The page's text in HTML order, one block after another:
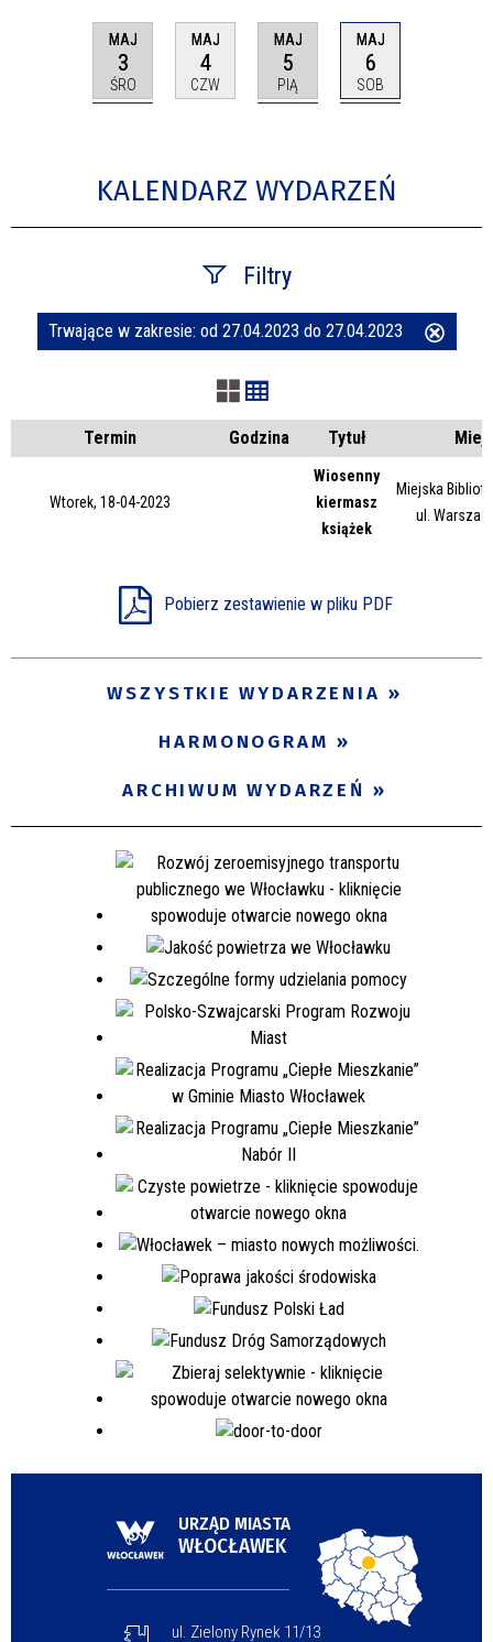
MAJ
3
ŚRO
MAJ
4
CZW
MAJ
5
PIĄ
MAJ
6
SOB
KALENDARZ WYDARZEŃ
Filtry
Szukana fraza
Kategoria
Trwające w zakresie
Trwające w zakresie: od 27.04.2023 do 27.04.2023
Termin Godzina Tytuł
Wtorek, 18-04-2023
Wiosenny
kiermasz
książek
Miejska
ul.
Pobierz zestawienie w pliku PDF
WSZYSTKIE WYDARZENIA
HARMONOGRAM
ARCHIWUM WYDARZEŃ
URZĄD MIASTA
WŁOCŁAWEK
ul. Zielony Rynek 11/13